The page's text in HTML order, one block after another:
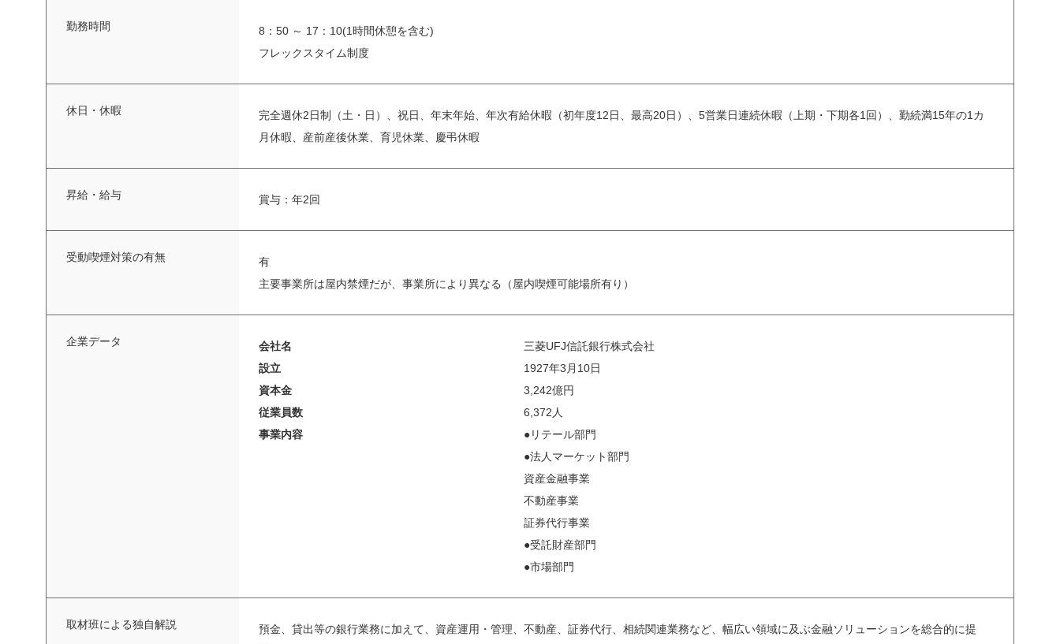
勤務時間
8：50 ～ 17：10(1時間休憩を含む)
フレックスタイム制度
休日・休暇
完全週休2日制（土・日）、祝日、年末年始、年次有給休暇（初年度12日、最高20日）、5営業日連続休暇（上期・下期各1回）、勤続満15年の1カ
月休暇、産前産後休業、育児休業、慶弔休暇
昇給・給与 賞与：年2回
受動喫煙対策の有無
有
主要事業所は屋内禁煙だが、事業所により異なる（屋内喫煙可能場所有り）
企業データ 会社名
三菱UFJ信託銀行株式会社
設立
1927年3月10日
資本金
3,242億円
従業員数
6,372人
事業内容
●リテール部門
●法人マーケット部門
資産金融事業
不動産事業
証券代行事業
●受託財産部門
●市場部門
取材班による独自解説
預金、貸出等の銀行業務に加えて、資産運用・管理、不動産、証券代行、相続関連業務など、幅広い領域に及ぶ金融ソリューションを総合的に提